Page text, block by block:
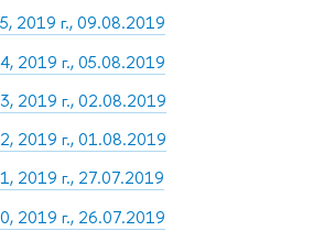
2019 г., 09.08.2019
2019 г., 05.08.2019
2019 г., 02.08.2019
2019 г., 01.08.2019
2019 г., 27.07.2019
2019 г., 26.07.2019